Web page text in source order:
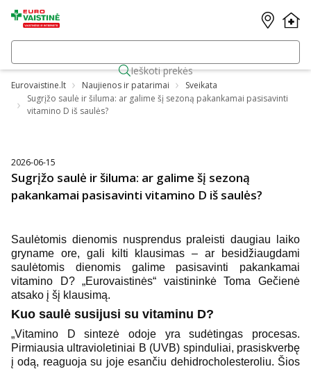
Ieškoti prekės
Eurovaistine.lt Naujienos ir patarimai
Sveikata
Sugrįžo saulė ir šiluma: ar galime šį sezoną pakankamai pasisavinti
vitamino D iš saulės?
2026-06-15
Sugrįžo saulė ir šiluma: ar galime šį sezoną
pakankamai pasisavinti vitamino D iš saulės?
Saulėtomis dienomis nusprendus praleisti daugiau laiko
gryname ore, gali kilti klausimas – ar besidžiaugdami
saulėtomis dienomis galime pasisavinti pakankamai
vitamino D? „Eurovaistinės“ vaistininkė Toma Gečienė
atsako į šį klausimą.
Kuo saulė susijusi su vitaminu D?
„Vitamino D sintezė odoje yra sudėtingas procesas.
Pirmiausia ultravioletiniai B (UVB) spinduliai, prasiskverbę
į odą, reaguoja su joje esančiu dehidrocholesteroliu. Šios